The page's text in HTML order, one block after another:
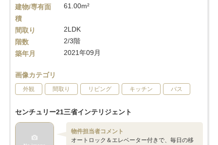
建物/専有面
積
61.00m²
間取り
2LDK
階数
2/3階
築年月
2021年09月
画像カテゴリ
外観 間取り リビング キッチン バス
センチュリー21三省インテリジェント
物件担当者コメント
オートロック＆エレベーター付きで、毎日の移